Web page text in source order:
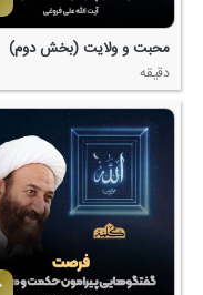
محبت و ولایت (بخش دوم)
دقیقه